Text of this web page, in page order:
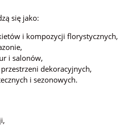
się jako:
i kompozycji florystycznych,
i salonów,
dekoracyjnych,
i sezonowych.